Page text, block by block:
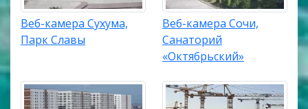
Веб-камера Сухума,
Парк Славы
Веб-камера Сочи,
Санаторий
«Октябрьский»